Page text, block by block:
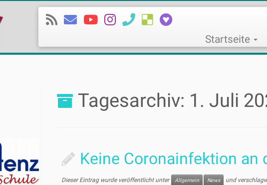
Startseite
Tagesarchiv: 1. Juli
Keine Coronainfektion an
Dieser Eintrag wurde veröffentlicht unter Allgemein News und